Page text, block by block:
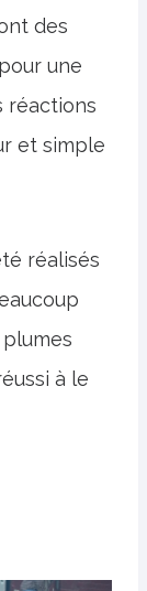
des
une
réactions
et simple
réalisés
à le